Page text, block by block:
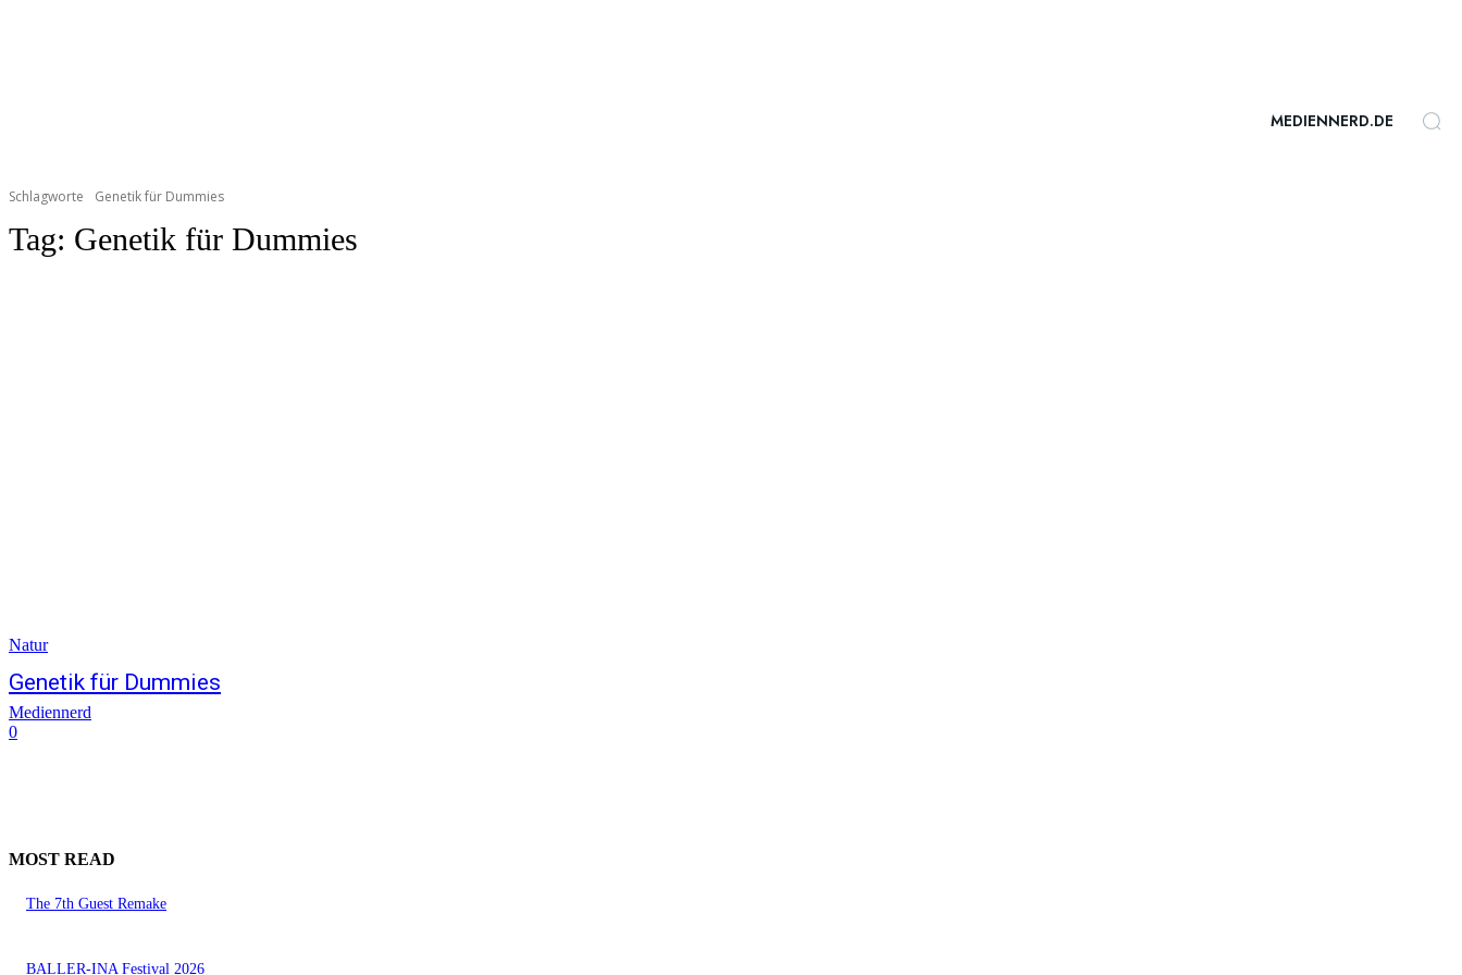
MEDIENNERD.DE
Schlagworte Genetik für Dummies
Tag: Genetik für Dummies
Natur
Genetik für Dummies
Mediennerd
0
MOST READ
The 7th Guest Remake
BALLER-INA Festival 2026